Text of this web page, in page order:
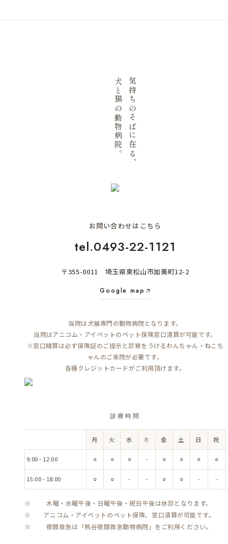
気持ちのそばに在る、
犬と猫の動物病院。
お問い合わせはこちら
tel.0493-22-1121
〒355-0011 埼玉県東松山市加美町12-2
Google map
当院は犬猫専門の動物病院となります。
当院はアニコム・アイペットのペット保険窓口清算が可能です。
※窓口精算は必ず保険証のご提示と診察をうけるわんちゃん・ねこち
ゃんのご来院が必要です。
各種クレジットカードがご利用頂けます。
診療時間
間
月 火 水 木 金 土 日 祝
9:00 - 12:00 ○ ○ ○ － ○ ○ ○ ○
15:00 - 18:00 ○ ○ － － ○ ○ － －
木曜・水曜午後・日曜午後・祝日午後は休診となります。
アニコム・アイペットのペット保険、窓口清算が可能です。
夜間救急は「熊谷夜間救急動物病院」をご利用ください。